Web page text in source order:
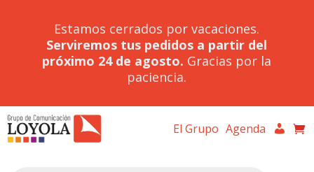
Estamos cerrados por vacaciones.
Serviremos tus pedidos a partir del
próximo 24 de agosto. Gracias por la
paciencia.
El Grupo Agenda